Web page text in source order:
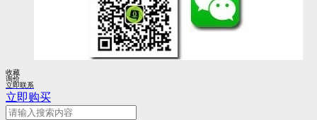
收藏
询价
立即联系
立即购买